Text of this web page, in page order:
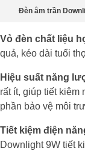
Đèn âm trần
Vỏ đèn chất liệu
quả, kéo dài tuổi
Hiệu suất năng
rất ít, giúp tiết kiệm
phần bảo vệ môi
Tiết kiệm điện
Downlight 9W tiết